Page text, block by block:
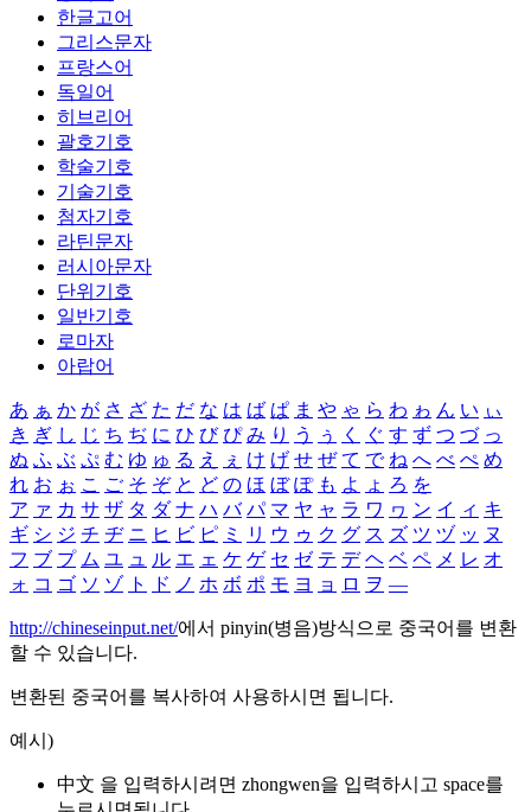
한글고어
그리스문자
프랑스어
독일어
히브리어
괄호기호
학술기호
기술기호
첨자기호
라틴문자
러시아문자
단위기호
일반기호
로마자
아랍어
あ ぁ か が さ ざ た だ な は ば ぱ ま や ゃ ら わ ゎ ん い ぃ
き ぎ し じ ち ぢ に ひ び ぴ み り う ぅ く ぐ す ず つ づ っ
ぬ ふ ぶ ぷ む ゆ ゅ る え ぇ け げ せ ぜ て で ね へ べ ぺ め
れ お ぉ こ ご そ ぞ と ど の ほ ぼ ぽ も よ ょ ろ を
ア ァ カ サ ザ タ ダ ナ ハ バ パ マ ヤ ャ ラ ワ ヮ ン イ ィ キ
ギ シ ジ チ ヂ ニ ヒ ビ ピ ミ リ ウ ゥ ク グ ス ズ ツ ヅ ッ ヌ
フ ブ プ ム ユ ュ ル エ ェ ケ ゲ セ ゼ テ デ ヘ ベ ペ メ レ オ
ォ コ ゴ ソ ゾ ト ド ノ ホ ボ ポ モ ヨ ョ ロ ヲ ―
http://chineseinput.net/에서 pinyin(병음)방식으로 중국어를 변환
할 수 있습니다.
변환된 중국어를 복사하여 사용하시면 됩니다.
예시)
中文 을 입력하시려면 zhongwen을 입력하시고 space를